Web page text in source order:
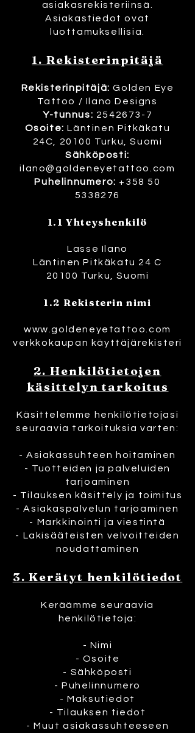
asiakasrekisteriinsä.
Asiakastiedot ovat
luottamuksellisia.
1. Rekisterinpitäjä
Rekisterinpitäjä:Golden Eye
Tattoo / Ilano Designs
Y-tunnus: 2542673-7
Osoite: Läntinen Pitkäkatu
24C, 20100 Turku, Suomi
Sähköposti:
ilano@goldeneyetattoo.com
Puhelinnumero: +358 50
5338276
1.1 Yhteyshenkilö
Lasse Ilano
Läntinen Pitkäkatu 24 C
20100 Turku, Suomi
1.2 Rekisterin nimi
www.goldeneyetattoo.com
verkkokaupan käyttäjärekisteri
2. Henkilötietojen
käsittelyn tarkoitus
Käsittelemme henkilötietojasi
seuraavia tarkoituksia varten:
- Asiakassuhteen hoitaminen
- Tuotteiden ja palveluiden
tarjoaminen
- Tilauksen käsittely ja toimitus
- Asiakaspalvelun tarjoaminen
- Markkinointi ja viestintä
- Lakisääteisten velvoitteiden
noudattaminen
3. Kerätyt henkilötiedot
Keräämme seuraavia
henkilötietoja:
- Nimi
- Osoite
- Sähköposti
- Puhelinnumero
- Maksutiedot
- Tilauksen tiedot
- Muut asiakassuhteeseen